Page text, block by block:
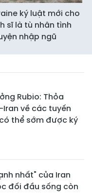
ký luật mới cho
sĩ là tù nhân tình
nhập ngũ
Rubio: Thỏa
về các tuyến
thể sớm được ký
nhất" của Iran
đối đầu sống còn